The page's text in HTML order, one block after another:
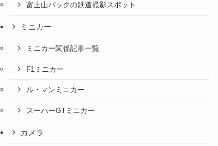
富士山バックの鉄道撮影スポット
ミニカー
ミニカー関係記事一覧
F1ミニカー
ル・マンミニカー
スーパーGTミニカー
カメラ